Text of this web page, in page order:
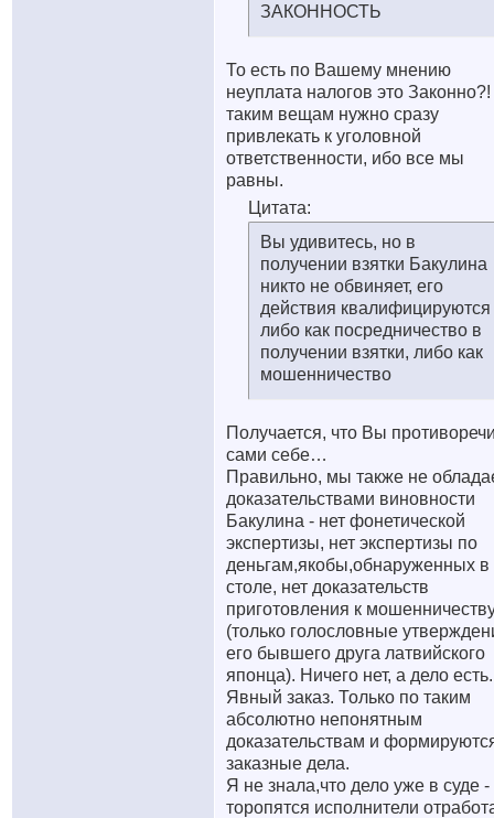
ЗАКОННОСТЬ
То есть по Вашему мнению
неуплата налогов это
таким вещам нужно сразу
привлекать к уголовной
ответственности, ибо все мы
равны.
Цитата:
Вы удивитесь, но в
получении взятки Бакулина
никто не обвиняет, его
действия квалифицируются
либо как посредничество в
получении взятки, либо как
мошенничество
Получается, что Вы
сами себе…
Правильно, мы также не
доказательствами виновности
Бакулина - нет фонетической
экспертизы, нет экспертизы по
деньгам,якобы,обнаруженных в
столе, нет доказательств
приготовления к
(только голословные
его бывшего друга латвийского
японца). Ничего нет, а дело есть.
Явный заказ. Только по таким
абсолютно непонятным
доказательствам и
заказные дела.
Я не знала,что дело уже в суде -
торопятся исполнители